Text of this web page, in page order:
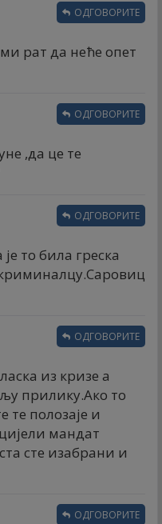
рат да неће опет
ОДГОВОРИТЕ
,да це те
ОДГОВОРИТЕ
то била греска
ОДГОВОРИТЕ
из кризе а
прилику.Ако то
те полозаје и
мандат
сте изабрани и
ОДГОВОРИТЕ
ОДГОВОРИТЕ